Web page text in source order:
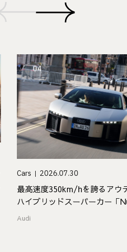
04
Cars 2026.07.30
最高速度350km/hを誇るアウ
ハイブリッドスーパーカー「
Audi